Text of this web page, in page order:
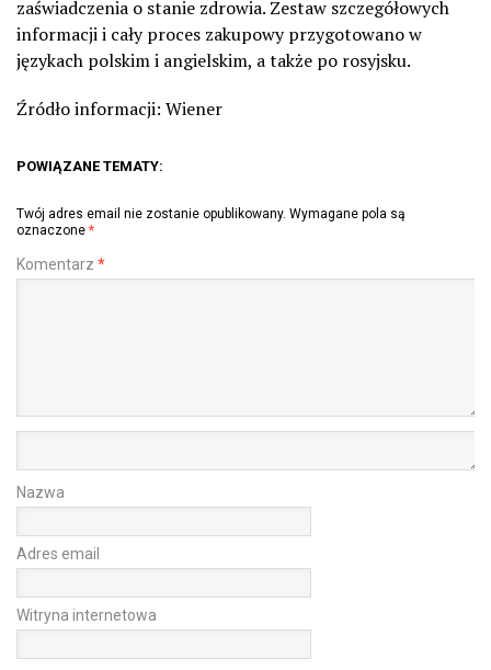
zaświadczenia o stanie zdrowia. Zestaw szczegółowych
informacji i cały proces zakupowy przygotowano w
językach polskim i angielskim, a także po rosyjsku.
Źródło informacji: Wiener
POWIĄZANE TEMATY:
Twój adres email nie zostanie opublikowany. Wymagane pola są
oznaczone *
Komentarz *
Nazwa
Adres email
Witryna internetowa